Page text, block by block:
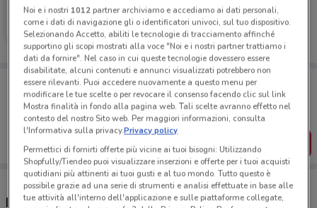
Flying Tiger
Scade il 19/05 8 km
Porta DoveConviene sempre con te!
Puoi trovare le migliori offerte dei negozi vicino a te,
salvarle e creare la tua lista del risparmio, comodamente
dal tuo cellulare.
SCARICA L’APP
Negozi Flying Tiger a Caserta
Noi e i nostri 1012partner archiviamo e accediamo ai dati personali,
come i dati di navigazione gli o identificatori univoci, sul tuo dispositivo.
Selezionando Accetto, abiliti le tecnologie di tracciamento affinché
supportino gli scopi mostrati alla voce "Noi e i nostri partner trattiamo i
dati da fornire". Nel caso in cui queste tecnologie dovessero essere
disabilitate, alcuni contenuti e annunci visualizzati potrebbero non
essere rilevanti. Puoi accedere nuovamente a questo menu per
modificare le tue scelte o per revocare il consenso facendo clic sul link
Mostra finalità in fondo alla pagina web. Tali scelte avranno effetto nel
contesto del nostro Sito web. Per maggiori informazioni, consulta
l'Informativa sulla privacy.Privacy policy
Permettici di fornirti offerte più vicine ai tuoi bisogni: Utilizzando
Shopfully/Tiendeo puoi visualizzare inserzioni e offerte per i tuoi acquisti
quotidiani più attinenti ai tuoi gusti e al tuo mondo. Tutto questo è
possibile grazie ad una serie di strumenti e analisi effettuate in base alle
tue attività all'interno dell'applicazione e sulle piattaforme collegate,